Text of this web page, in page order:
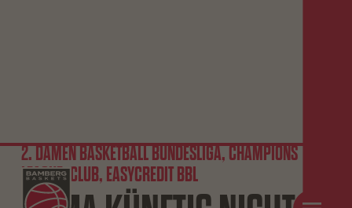
2. DAMEN BASKETBALL BUNDESLIGA, CHAMPIONS
LEAGUE, CLUB, EASYCREDIT BBL